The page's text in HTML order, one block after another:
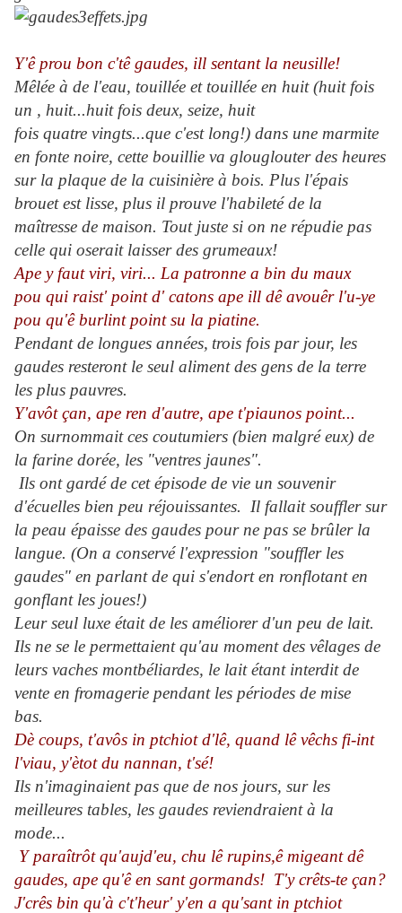
Y'ê prou bon c'tê gaudes, ill sentant la neusille!
Mêlée à de l'eau, touillée et touillée en huit (huit fois
un , huit...huit fois deux, seize, huit
fois quatre vingts...que c'est long!) dans une marmite
en fonte noire, cette bouillie va glouglouter des heures
sur la plaque de la cuisinière à bois. Plus l'épais
brouet est lisse, plus il prouve l'habileté de la
maîtresse de maison. Tout juste si on ne répudie pas
celle qui oserait laisser des grumeaux!
Ape y faut viri, viri... La patronne a bin du maux
pou qui raist' point d' catons ape ill dê avouêr l'u-ye
pou qu'ê burlint point su la piatine.
Pendant de longues années, trois fois par jour, les
gaudes resteront le seul aliment des gens de la terre
les plus pauvres.
Y'avôt çan, ape ren d'autre, ape t'piaunos point...
On surnommait ces coutumiers (bien malgré eux) de
la farine dorée, les "ventres jaunes".
Ils ont gardé de cet épisode de vie un souvenir
d'écuelles bien peu réjouissantes. Il fallait souffler sur
la peau épaisse des gaudes pour ne pas se brûler la
langue. (On a conservé l'expression "souffler les
gaudes" en parlant de qui s'endort en ronflotant en
gonflant les joues!)
Leur seul luxe était de les améliorer d'un peu de lait.
Ils ne se le permettaient qu'au moment des vêlages de
leurs vaches montbéliardes, le lait étant interdit de
vente en fromagerie pendant les périodes de mise
bas.
Dè coups, t'avôs in ptchiot d'lê, quand lê vêchs fi-int
l'viau, y'ètot du nannan, t'sé!
Ils n'imaginaient pas que de nos jours, sur les
meilleures tables, les gaudes reviendraient à la
mode...
Y paraîtrôt qu'aujd'eu, chu lê rupins,ê migeant dê
gaudes, ape qu'ê en sant gormands! T'y crêts-te çan?
J'crês bin qu'à c't'heur' y'en a qu'sant in ptchiot